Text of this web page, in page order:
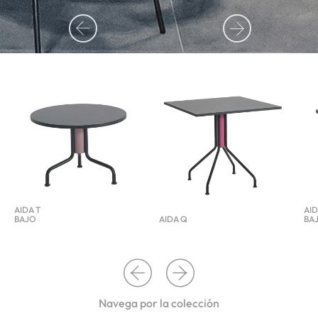
AIDA T
BAJO
AIDA Q
Navega por la colección